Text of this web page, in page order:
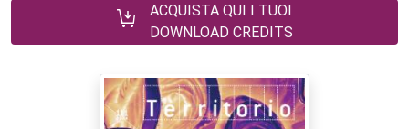
ACQUISTA QUI I TUOI
DOWNLOAD CREDITS